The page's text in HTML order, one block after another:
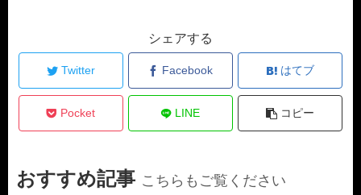
シェアする
Twitter Facebook はてブ
Pocket LINE コピー
おすすめ記事 こちらもご覧ください